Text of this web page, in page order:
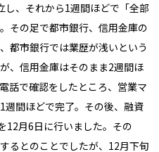
、それから1週間ほどで「全部
その足で都市銀行、信用金庫の
都市銀行では業歴が浅いという
、信用金庫はそのまま2週間ほ
話で確認をしたところ、営業マ
週間ほどで完了。その後、融資
12月6日に行いました。その
るとのことでしたが、12月下旬